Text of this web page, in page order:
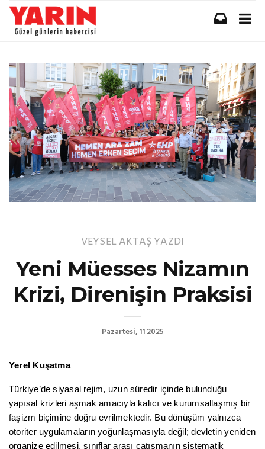
VEYSEL AKTAŞYAZDI
Yeni Müesses Nizamın
Krizi, Direnişin Praksisi
Pazartesi, 11 2025
Yerel Kuşatma
Türkiye’de siyasal rejim, uzun süredir içinde bulunduğu
yapısal krizleri aşmak amacıyla kalıcı ve kurumsallaşmış bir
faşizm biçimine doğru evrilmektedir. Bu dönüşüm yalnızca
otoriter uygulamaların yoğunlaşmasıyla değil; devletin yeniden
organize edilmesi, sınıflar arası çatışmanın sistematik